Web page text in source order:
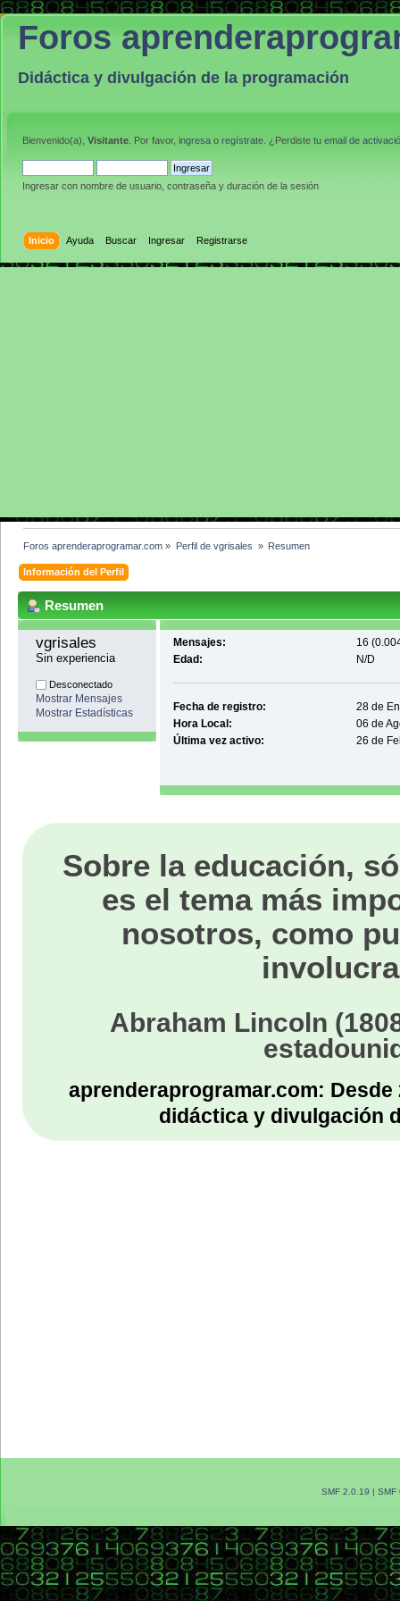
Foros
Didáctica y divulgación de la programación
Bienvenido(a), Visitante . Por favor, ingresa o regístrate . ¿Perdiste tu email de
Ingresar con nombre de usuario, contraseña y duración de la sesión
Inicio Ayuda Buscar Ingresar Registrarse
Foros aprenderaprogramar.com » Perfil de vgrisales » Resumen
Información del Perfil
Resumen
vgrisales
Sin experiencia
Desconectado
Mostrar Mensajes
Mostrar Estadísticas
Mensajes:
16
Edad:
N/D
Fecha de registro:
28 de
Hora Local:
06 de
Última vez activo:
26 de
Sobre la educación,
es el tema más
nosotros, como
Abraham Lincoln
aprenderaprogramar.com:
didáctica y divulgación
SMF 2.0.19 SMF